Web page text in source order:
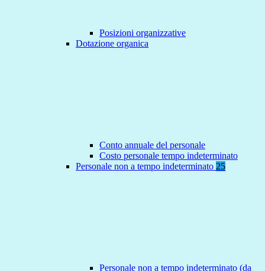
Posizioni organizzative
Dotazione organica
Conto annuale del personale
Costo personale tempo indeterminato
Personale non a tempo indeterminato 25
Personale non a tempo indeterminato (da